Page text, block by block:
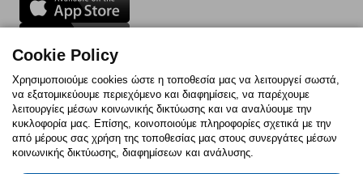
Follow us:
FacebookInstagram
TikTokYoutubePinterestTwitter
Cookie Policy
Χρησιμοποιούμε cookies ώστε η τοποθεσία μας να λειτουργεί σωστά,
να εξατομικεύουμε περιεχόμενο και διαφημίσεις, να παρέχουμε
λειτουργίες μέσων κοινωνικής δικτύωσης και να αναλύουμε την
κυκλοφορία μας. Επίσης, κοινοποιούμε πληροφορίες σχετικά με την
από μέρους σας χρήση της τοποθεσίας μας στους συνεργάτες μέσων
κοινωνικής δικτύωσης, διαφημίσεων και ανάλυσης.